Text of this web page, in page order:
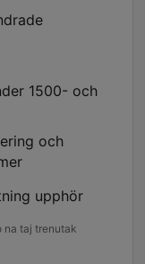
1500- och
och
upphör
na taj trenutak